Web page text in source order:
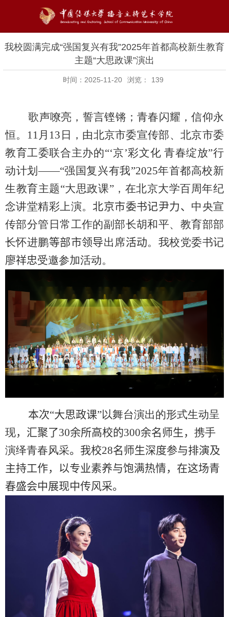
我校圆满完成“强国复兴有我”2025年首都高校新生教育
主题“大思政课”演出
时间：2025-11-20 浏览： 139
歌声嘹亮，誓言铿锵；青春闪耀，信仰永
恒。 11月 13 日，由北京市委宣传部、北京市委
教育工委联合主办的“‘京’彩文化 青春绽放”行
动计划——“强国复兴有我”2025年首都高校新
生教育主题“大思政课”，在北京大学百周年纪
念讲堂精彩上演。北京市委书记尹力、 中央宣
传部分管日常工作的副部长胡和平、教育部部
长怀进鹏等部市领导出席活动。我校党委书记
廖祥忠受邀参加活动。
本次“大思政课”以舞台演出的形式生动呈
现，汇聚了30余所高校的300余名师生， 携手
演绎青春风采。 我校28名师生深度参与排演及
主持工作， 以专业素养与饱满热情，在这场青
春盛会中展现中传风采。